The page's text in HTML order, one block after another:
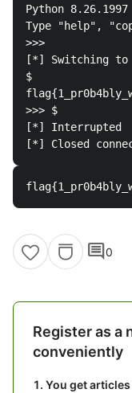
Python
Type "help",
>>>
[*] Switching to
$
>>> $
[*] Interrupted
comment0
Register as a
conveniently
You get